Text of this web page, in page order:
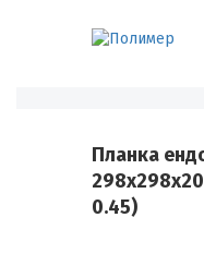
Планка
0.45)